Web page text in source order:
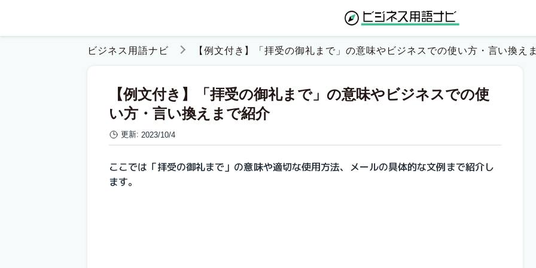
ビジネス用語ナビ 【例文付き】「拝受の御礼まで」の意味やビジネスでの使い方・言い換え
【例文付き】「拝受の御礼まで」の意味やビジネスでの使
い方・言い換えまで紹介
更新: 2023/10/4
ここでは「拝受の御礼まで」の意味や適切な使用方法、メールの具体的な文例まで紹介し
ます。